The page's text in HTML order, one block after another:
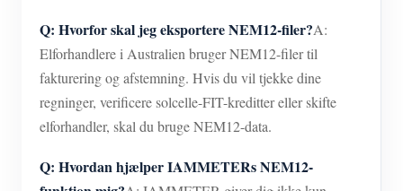
Q: Hvorfor skal jeg eksportere NEM12-filer?A:
Elforhandlere i Australien bruger NEM12-filer til
fakturering og afstemning. Hvis du vil tjekke dine
regninger, verificere solcelle-FIT-kreditter eller skifte
elforhandler, skal du bruge NEM12-data.
Q: Hvordan hjælper IAMMETERs NEM12-